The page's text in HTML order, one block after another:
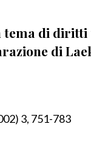
di
di
3, 751-783